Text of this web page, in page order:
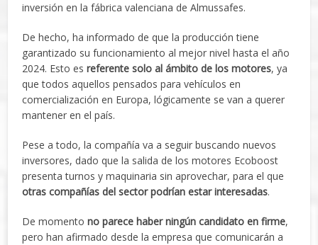
inversión en la fábrica valenciana de Almussafes.
De hecho, ha informado de que la producción tiene
garantizado su funcionamiento al mejor nivel hasta el año
2024. Esto esreferente solo al ámbito de los motores, ya
que todos aquellos pensados para vehículos en
comercialización en Europa, lógicamente se van a querer
mantener en el país.
Pese a todo, la compañía va a seguir buscando nuevos
inversores, dado que la salida de los motores Ecoboost
presenta turnos y maquinaria sin aprovechar, para el que
otras compañías del sector podrían estar interesadas.
De momentono parece haber ningún candidato en firme,
pero han afirmado desde la empresa que comunicarán a